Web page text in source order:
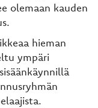
olemaan kauden
hieman
ympäri